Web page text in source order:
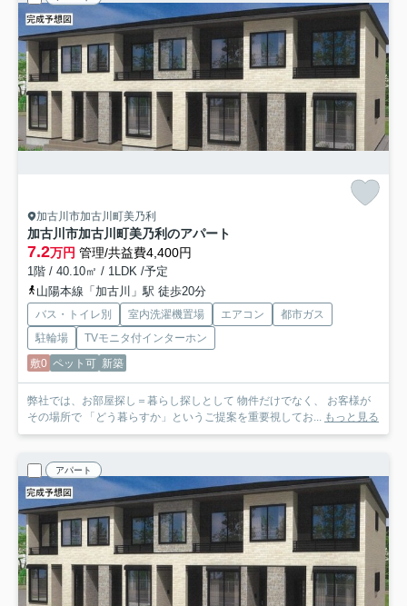
加古川市加古川町美乃利
加古川市加古川町美乃利のアパート
7.2万円 管理/共益費4,400円
1階 / 40.10㎡ / 1LDK /予定
山陽本線「加古川」駅 徒歩20分
バス・トイレ別 室内洗濯機置場 エアコン
都市ガス
駐輪場
TVモニタ付インターホン
敷0 ペット可 新築
弊社では、お部屋探し＝暮らし探しとして 物件だけでなく、 お客様が
その場所で 「どう暮らすか」というご提案を重要視してお... もっと見る
アパート